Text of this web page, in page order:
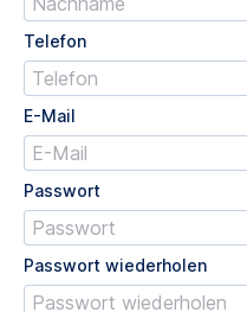
Telefon
E-Mail
Passwort
Passwort wiederholen